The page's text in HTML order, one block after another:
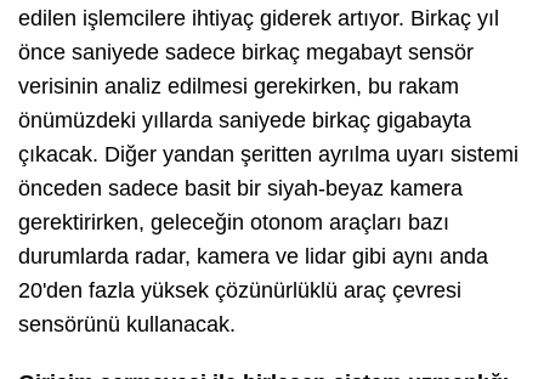
edilen işlemcilere ihtiyaç giderek artıyor. Birkaç yıl
önce saniyede sadece birkaç megabayt sensör
verisinin analiz edilmesi gerekirken, bu rakam
önümüzdeki yıllarda saniyede birkaç gigabayta
çıkacak. Diğer yandan şeritten ayrılma uyarı sistemi
önceden sadece basit bir siyah-beyaz kamera
gerektirirken, geleceğin otonom araçları bazı
durumlarda radar, kamera ve lidar gibi aynı anda
20'den fazla yüksek çözünürlüklü araç çevresi
sensörünü kullanacak.